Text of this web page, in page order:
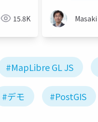
15.8K
#MapLibre GL JS
#デモ #PostGIS